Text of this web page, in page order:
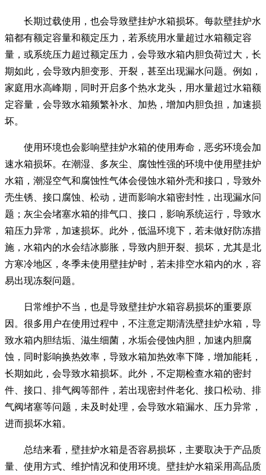
长期过载使用，也会导致壁挂炉水箱损坏。每款壁挂炉水
箱都有额定容量和额定压力，若系统用水量超过水箱额定容
量，或系统压力超过额定压力，会导致水箱内胆负荷过大，长
期如此，会导致内胆变形、开裂，甚至出现漏水问题。例如，
家庭用水高峰期，同时开启多个热水龙头，用水量超过水箱额
定容量，会导致水箱频繁补水、加热，增加内胆负担，加速损
坏。
使用环境也会影响壁挂炉水箱的使用寿命，恶劣环境会加
速水箱损坏。在潮湿、多灰尘、腐蚀性强的环境中使用壁挂炉
水箱，潮湿空气和腐蚀性气体会侵蚀水箱外壳和接口，导致外
壳生锈、接口腐蚀、松动，进而影响水箱密封性，出现漏水问
题；灰尘会堵塞水箱的排气口、接口，影响系统运行，导致水
箱压力异常，加速损坏。此外，低温环境下，若未做好防冻措
施，水箱内的水会结冰膨胀，导致内胆开裂、损坏，尤其是北
方寒冷地区，冬季未使用壁挂炉时，若未排空水箱内的水，容
易出现冻裂问题。
日常维护不当，也是导致壁挂炉水箱容易损坏的重要原
因。很多用户在使用过程中，不注意定期清洗壁挂炉水箱，导
致水箱内胆结垢、滋生细菌，水垢会侵蚀内胆，加速内胆腐
蚀，同时影响换热效率，导致水箱加热效率下降，增加能耗，
长期如此，会导致水箱损坏。此外，不定期检查水箱的密封
件、接口、排气阀等部件，若出现密封件老化、接口松动、排
气阀堵塞等问题，未及时处理，会导致水箱漏水、压力异常，
进而损坏水箱。
总结来看，壁挂炉水箱是否容易损坏，主要取决于产品质
量、使用方式、维护情况和使用环境。壁挂炉水箱采用高品质